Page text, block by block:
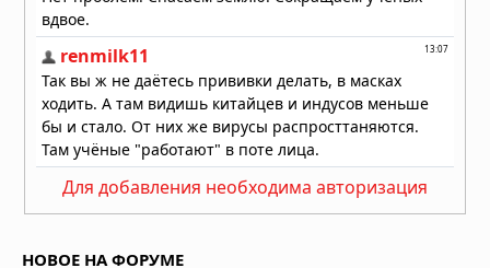
Для добавления необходима авторизация
НОВОЕ НА ФОРУМЕ